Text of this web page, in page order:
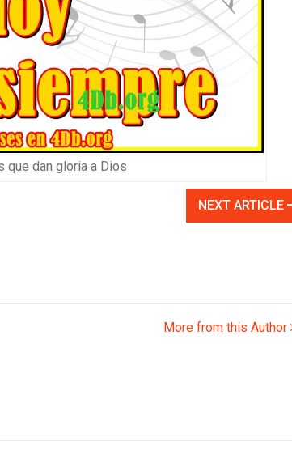
que dan gloria a Dios
NEXT ARTICLE
More from this Author